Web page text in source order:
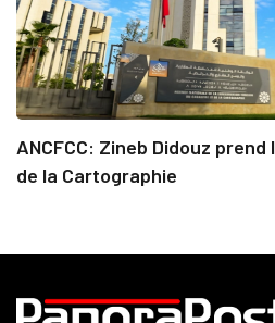
ANCFCC: Zineb Didouz
de la Cartographie